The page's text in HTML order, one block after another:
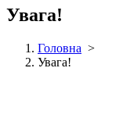
Увага!
Головна >
Увага!